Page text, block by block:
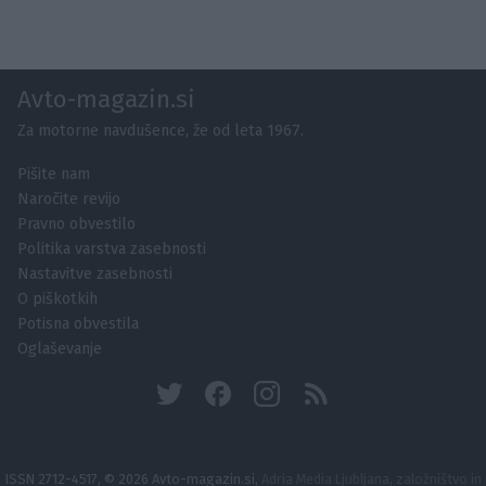
Avto-magazin.si
Za motorne navdušence, že od leta 1967.
Pišite nam
Naročite revijo
Pravno obvestilo
Politika varstva zasebnosti
Nastavitve zasebnosti
O piškotkih
Potisna obvestila
Oglaševanje
ISSN 2712-4517, © 2026 Avto-magazin.si,